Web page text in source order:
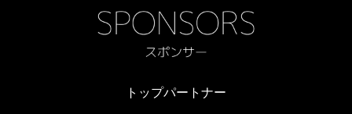
トップパートナー